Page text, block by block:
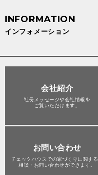
インフォメーション
会社紹介
社長メッセージや会社情報を
ご覧いただけます。
お問い合わせ
チェックハウスでの家づくりに関する
相談・お問い合わせができます。